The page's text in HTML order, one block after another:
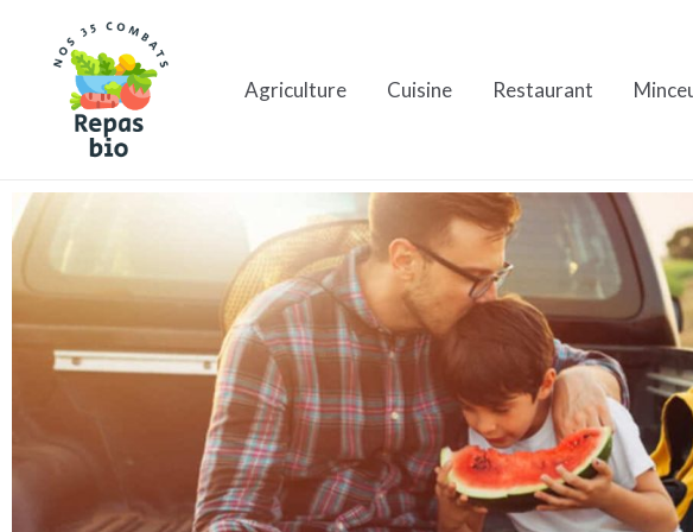
Agriculture Cuisine Restaurant